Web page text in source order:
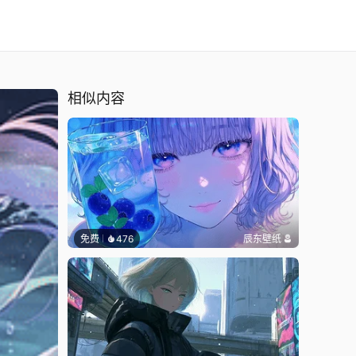
相似内容
免费 476 辰东壁纸